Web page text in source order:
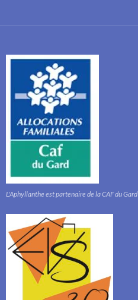
L'Aphyllanthe est partenaire de la CAF du Gard